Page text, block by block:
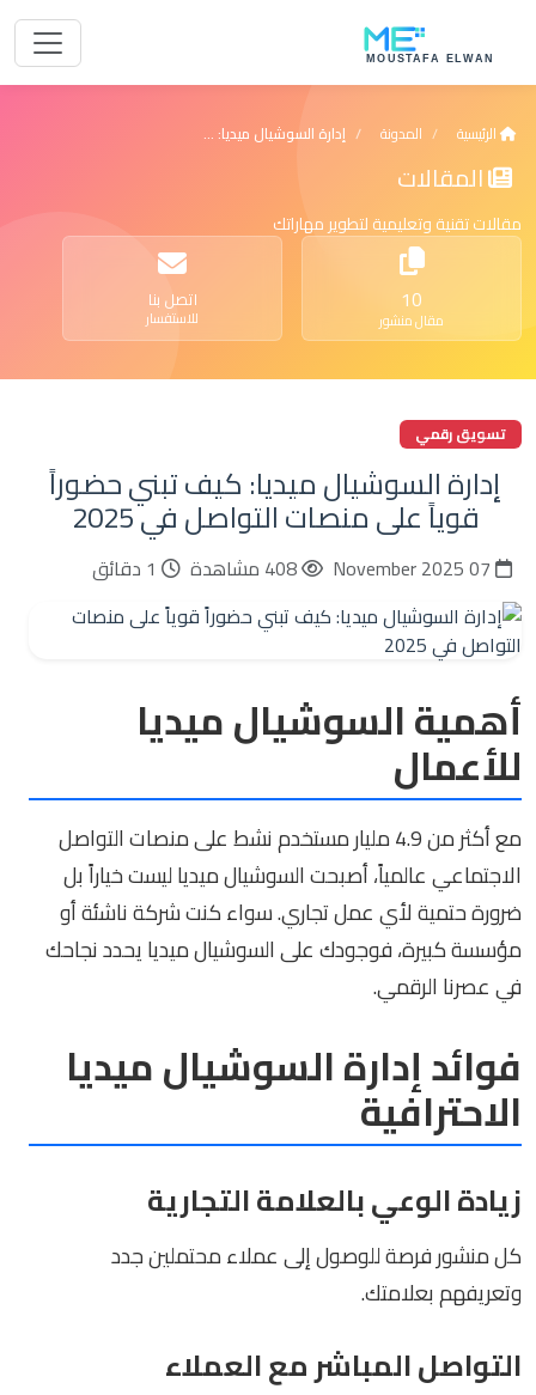
الرئيسية المدونة إدارة السوشيال ميديا: كيف تبني حضوراً قوياً على من...
المقالات
مقالات تقنية وتعليمية لتطوير مهاراتك
10
مقال منشور
اتصل بنا
للاستفسار
تسويق رقمي
إدارة السوشيال ميديا: كيف تبني حضوراً
قوياً على منصات التواصل في 2025
أهمية السوشيال ميديا
للأعمال
مع أكثر من 4.9 مليار مستخدم نشط على منصات التواصل
الاجتماعي عالمياً، أصبحت السوشيال ميديا ليست خياراً بل
ضرورة حتمية لأي عمل تجاري. سواء كنت شركة ناشئة أو
مؤسسة كبيرة، فوجودك على السوشيال ميديا يحدد نجاحك
في عصرنا الرقمي.
فوائد إدارة السوشيال ميديا
الاحترافية
زيادة الوعي بالعلامة التجارية
كل منشور فرصة للوصول إلى عملاء محتملين جدد
وتعريفهم بعلامتك.
التواصل المباشر مع العملاء